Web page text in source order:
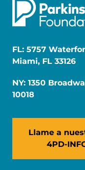
FL: 5757
Miami, FL 33126
NY: 1350
10018
Llame a
4PD-